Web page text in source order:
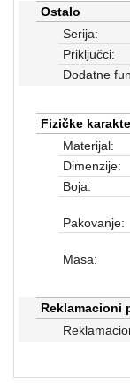
projektori
Rasveta
STORE
Ostalo
Serija:
Priključci:
Dodatne
Fizičke
Materijal:
Dimenzije:
Boja:
Pakovanje:
Masa:
Reklamacioni